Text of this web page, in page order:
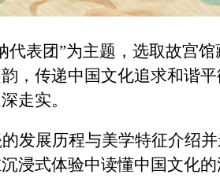
表团”为主题，选取故宫
，传递中国文化追求和谐平
走实。
发展历程与美学特征介绍
浸式体验中读懂中国文化